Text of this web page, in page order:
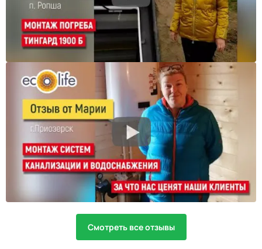
Смотреть все отзывы